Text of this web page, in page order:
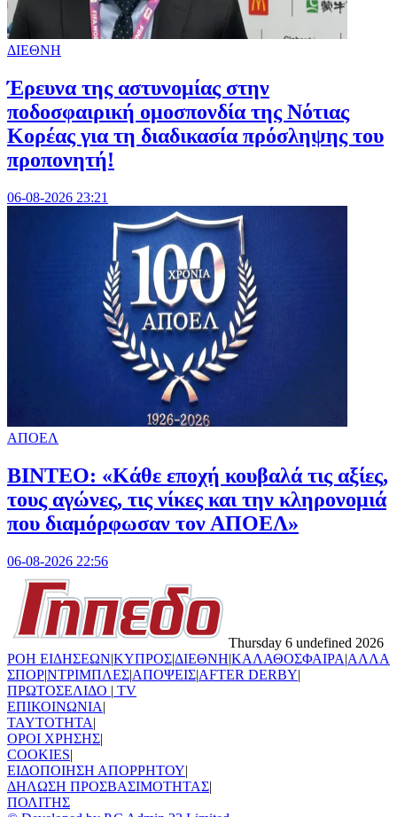
ΔΙΕΘΝΗ
Έρευνα της αστυνομίας στην
ποδοσφαιρική ομοσπονδία της Νότιας
Κορέας για τη διαδικασία πρόσληψης του
προπονητή!
06-08-2026 23:21
ΑΠΟΕΛ
ΒΙΝΤΕΟ: «Κάθε εποχή κουβαλά τις αξίες,
τους αγώνες, τις νίκες και την κληρονομιά
που διαμόρφωσαν τον ΑΠΟΕΛ»
06-08-2026 22:56
Thursday 6 undefined 2026
ΡΟΗ ΕΙΔΗΣΕΩΝ|ΚΥΠΡΟΣ|ΔΙΕΘΝΗ|ΚΑΛΑΘΟΣΦΑΙΡΑ|ΑΛΛΑ
ΣΠΟΡ|ΝΤΡΙΜΠΛΕΣ|ΑΠΟΨΕΙΣ|AFTER DERBY|
ΠΡΩΤΟΣΕΛΙΔΟ | TV
ΕΠΙΚΟΙΝΩΝΙΑ|
TAYTOTHTA|
ΟΡΟΙ ΧΡΗΣΗΣ|
COOKIES|
ΕΙΔΟΠΟΙΗΣΗ ΑΠΟΡΡΗΤΟΥ|
ΔΗΛΩΣΗ ΠΡΟΣΒΑΣΙΜΟΤΗΤΑΣ|
ΠΟΛΙΤΗΣ